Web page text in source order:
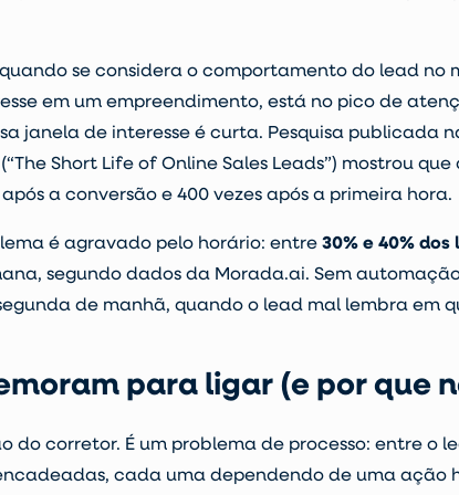
se considera o comportamento do lead no
em um empreendimento, está no pico de
janela de interesse é curta. Pesquisa publicada
Short Life of Online Sales Leads”) mostrou
a conversão e 400 vezes após a primeira hora.
é agravado pelo horário: entre30% e 40%
segundo dados da Morada.ai. Sem
de manhã, quando o lead mal lembra em
para ligar (e por que
corretor. É um problema de processo: entre o
cada uma dependendo de uma ação